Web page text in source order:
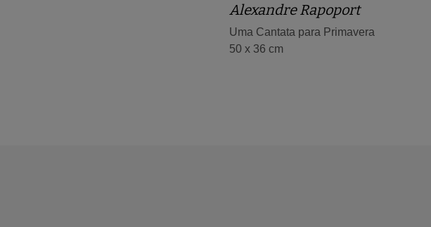
Alexandre Rapoport
Uma Cantata para Primavera
50 x 36 cm